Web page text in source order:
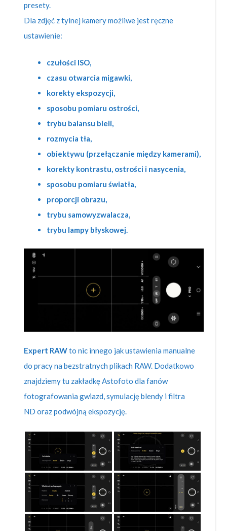
presety.
Dla zdjęć z tylnej kamery możliwe jest ręczne
ustawienie:
czułości ISO,
czasu otwarcia migawki,
korekty ekspozycji,
sposobu pomiaru ostrości,
trybu balansu bieli,
rozmycia tła,
obiektywu (przełączanie między kamerami),
korekty kontrastu, ostrości i nasycenia,
sposobu pomiaru światła,
proporcji obrazu,
trybu samowyzwalacza,
trybu lampy błyskowej.
Expert RAWto nic innego jak ustawienia manualne
do pracy na bezstratnych plikach RAW. Dodatkowo
znajdziemy tu zakładkę Astofoto dla fanów
fotografowania gwiazd, symulację blendy i filtra
ND oraz podwójną ekspozycję.